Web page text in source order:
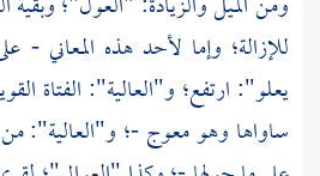
للإزالة؛ وإما لأحد هذه المعاني -
يعلو": ارتفع؛ و"العالية": الفتاة
ساواها وهو معوج -؛ و"العالية":